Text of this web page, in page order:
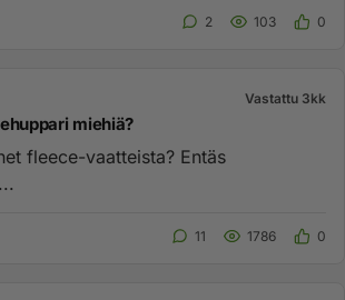
2 103 0
Vastattu 3kk
miehiä?
fleece-vaatteista? Entäs
11 1786 0